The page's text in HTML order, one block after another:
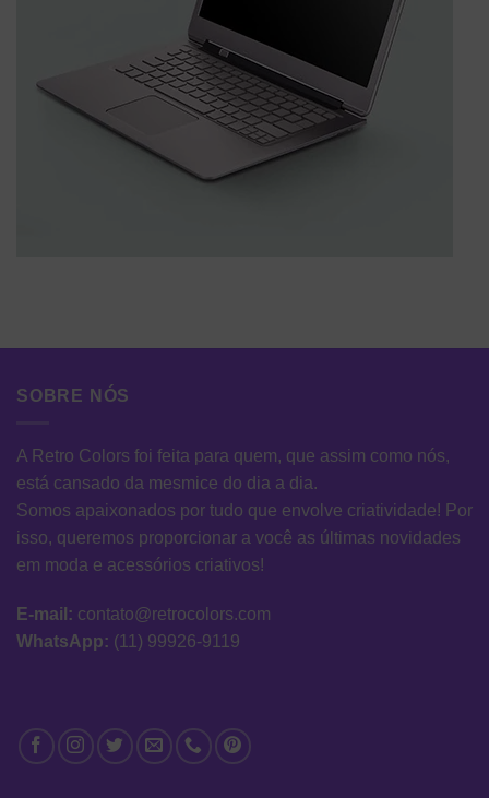
SOBRE NÓS
A Retro Colors foi feita para quem, que assim como nós,
está cansado da mesmice do dia a dia.
Somos apaixonados por tudo que envolve criatividade! Por
isso, queremos proporcionar a você as últimas novidades
em moda e acessórios criativos!
E-mail: contato@retrocolors.com
WhatsApp: (11) 99926-9119